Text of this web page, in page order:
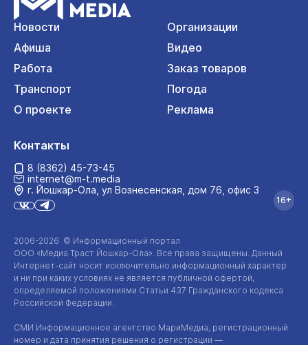
Новости
Организации
Афиша
Видео
Работа
Заказ товаров
Транспорт
Погода
О проекте
Реклама
2006-2026 © Информационный портал
ООО «Медиа Траст Йошкар-Ола». Все права защищены. Данный
Интернет-сайт носит исключительно информационный характер
и ни при каких условиях не является публичной офертой,
определяемой положениями Статьи 437 Гражданского кодекса
Российской Федерации.
СМИ Информационное агентство МариМедиа, регистрационный
номер и дата принятия решения о регистрации —
Контакты
8 (8362) 45-73-45
internet@m-t.media
г. Йошкар‑Ола, ул Вознесенская, дом 76, офис 3
16+